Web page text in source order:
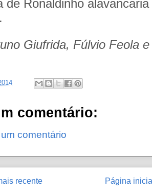
de Ronaldinho
Giufrida, Fúlvio Feola
comentário:
comentário
recente Página